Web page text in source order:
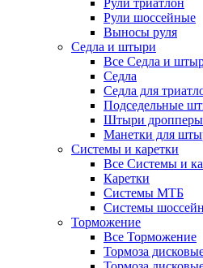
Рули триатлон
Рули шоссейные
Выносы руля
Седла и штыри
Все Седла и
Седла
Седла для
Подседельные
Штыри дропперы
Манетки для
Системы и каретки
Все Системы и
Каретки
Системы МТБ
Системы
Торможение
Все Торможение
Тормоза